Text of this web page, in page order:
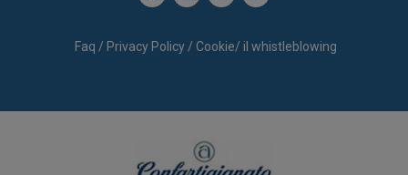
Faq / Privacy Policy/ Cookie/ il whistleblowing